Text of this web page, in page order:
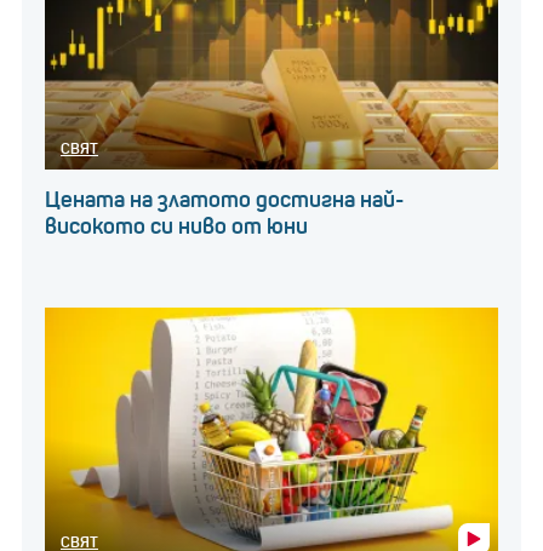
СВЯТ
Цената на златото достигна най-
високото си ниво от юни
СВЯТ